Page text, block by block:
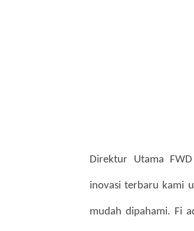
Direktur Utama
inovasi terbaru kami
mudah dipahami. Fi